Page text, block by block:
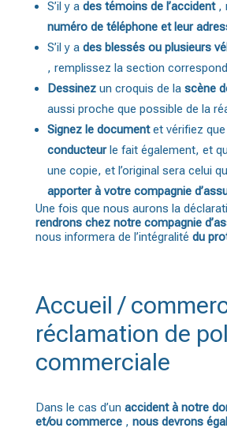
S’il y a des témoins de l’accident,
numéro de téléphone et leur
S’il y a des blessés ou plusieurs
, remplissez la section
Dessinezun croquis de la scène
aussi proche que possible de la
Signez le documentet vérifiez que
conducteurle fait également, et
une copie, et l’original sera celui
apporter à votre compagnie
Une fois que nous aurons la
rendrons chez notre compagnie
nous informera de l’intégralité du
Accueil /
réclamation de
commerciale
Dans le cas d’un accident à notre
et/ou commerce, nous devrons